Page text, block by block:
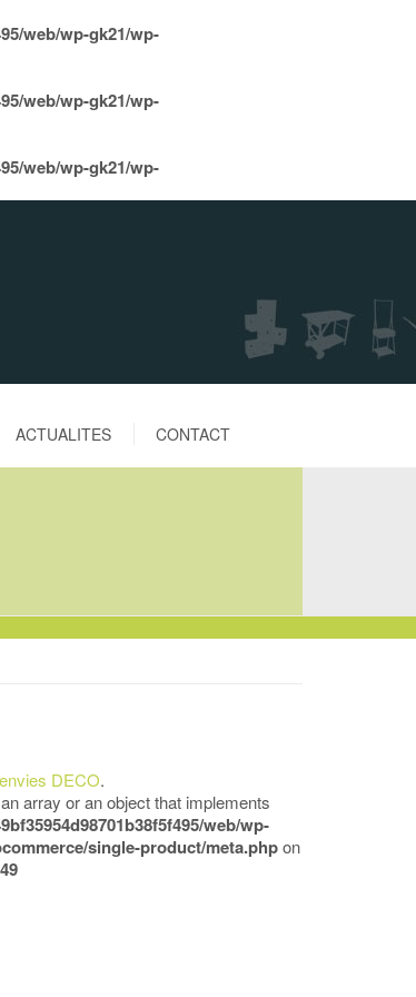
web/wp-gk21/wp-
web/wp-gk21/wp-
web/wp-gk21/wp-
ACTUALITES CONTACT
DECO.
array or an object that implements
web/wp-
single-product/meta.phpon
49